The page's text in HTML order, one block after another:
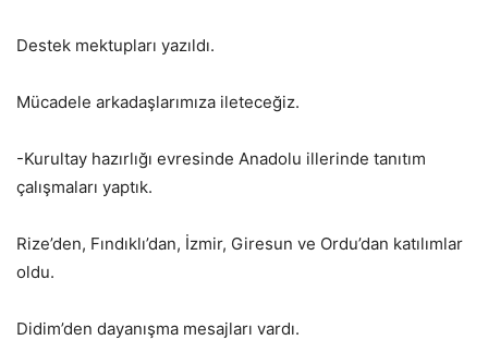
Destek mektupları yazıldı.
Mücadele arkadaşlarımıza ileteceğiz.
-Kurultay hazırlığı evresinde Anadolu illerinde tanıtım
çalışmaları yaptık.
Rize’den, Fındıklı’dan, İzmir, Giresun ve Ordu’dan katılımlar
oldu.
Didim’den dayanışma mesajları vardı.